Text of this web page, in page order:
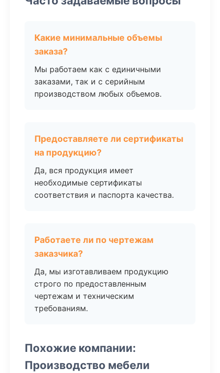
Какие минимальные объемы
заказа?
Мы работаем как с единичными
заказами, так и с серийным
производством любых объемов.
Предоставляете ли сертификаты
на продукцию?
Да, вся продукция имеет
необходимые сертификаты
соответствия и паспорта качества.
Работаете ли по чертежам
заказчика?
Да, мы изготавливаем продукцию
строго по предоставленным
чертежам и техническим
требованиям.
Похожие компании:
Производство мебели